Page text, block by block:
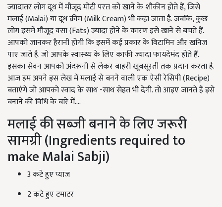
ज्यादातर लोग दूध में मौजूद मोटी परत को खाने के शौकीन होते हैं, जिसे
मलाई (Malai) या दूध क्रीम (Milk Cream) भी कहा जाता है. जबकि, कुछ
लोग इसमें मौजूद वसा (Fats) ज्यादा होने के कारण इसे खाने से बचते हैं.
आपको जानकर हैरानी होगी कि इसमें कई प्रकार के विटामिन और खनिज
पाए जाते हैं. जो आपके स्वास्थ्य के लिए काफी ज्यादा फायदेमंद होते हैं.
इसका सेवन आपको अंदरूनी से लेकर बाहरी खूबसूरती तक प्रदान करता है.
आज हम अपने इस लेख में मलाई से बनने वाली एक ऐसी रेसिपी (Recipe)
बताएंगे जो आपको स्वाद के साथ -साथ सेहत भी देगी. तो आइए जानते हैं इसे
बनाने की विधि के बारे में....
मलाई की सब्जी बनाने के लिए जरूरी
सामग्री (Ingredients required to
make Malai Sabji)
3 कटे हुए प्याज
2 कटे हुए टमाटर